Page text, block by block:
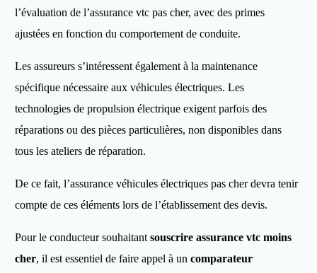
l’évaluation de l’assurance vtc pas cher, avec des primes
ajustées en fonction du comportement de conduite.
Les assureurs s’intéressent également à la maintenance
spécifique nécessaire aux véhicules électriques. Les
technologies de propulsion électrique exigent parfois des
réparations ou des pièces particulières, non disponibles dans
tous les ateliers de réparation.
De ce fait, l’assurance véhicules électriques pas cher devra tenir
compte de ces éléments lors de l’établissement des devis.
Pour le conducteur souhaitantsouscrire assurance vtc moins
cher, il est essentiel de faire appel à uncomparateur